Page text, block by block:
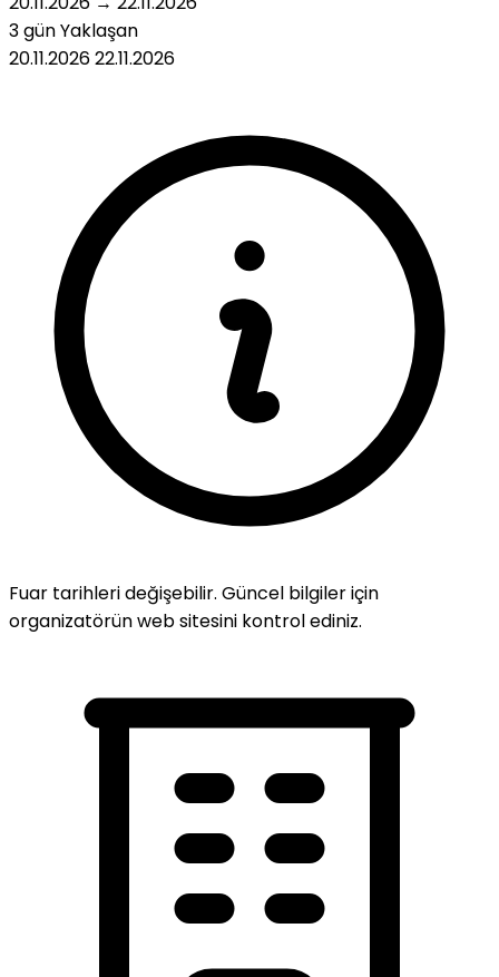
3 günYaklaşan
20.11.202622.11.2026
Fuar tarihleri değişebilir. Güncel bilgiler için
organizatörün web sitesini kontrol ediniz.